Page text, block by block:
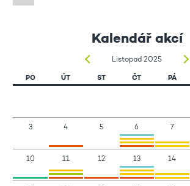
Kalendář akcí
Listopad 2025
PO ÚT ST ČT PÁ
3 4 5 6 7
10 11 12 13 14